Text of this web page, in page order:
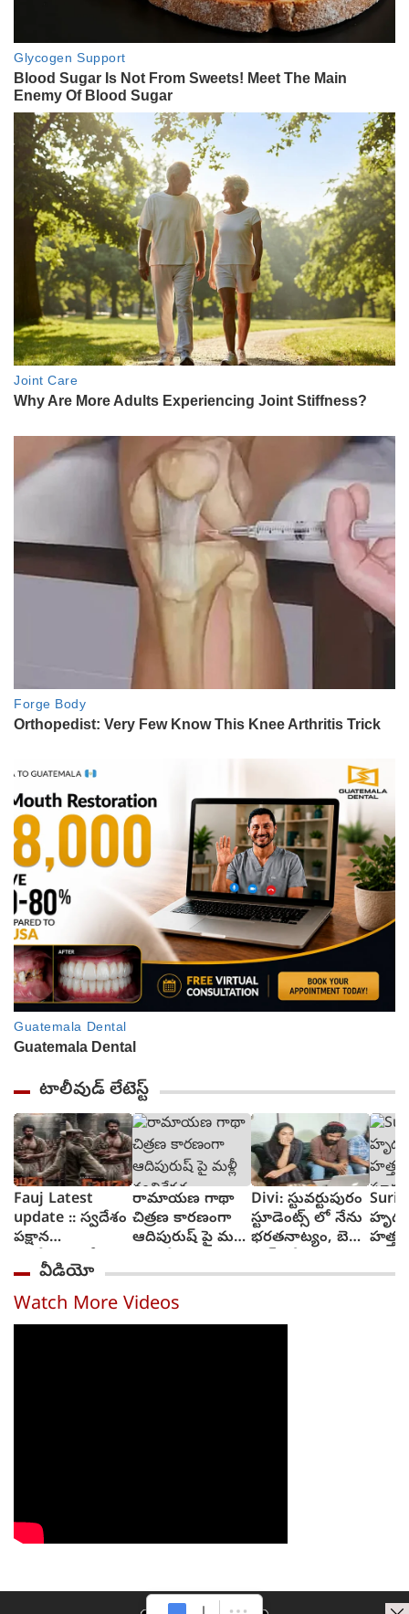
టాలీవుడ్ లేటెస్ట్
Fauj Latest
update :: స్వదేశం
పక్షాన
ఆంగ్లేయులతో
పోరాటానికి దిగిన
ఫౌజీ గా ప్రభాస్
రామాయణ గాథా
చిత్రణ కారణంగా
ఆదిపురుష్ పై మళ్లీ
Divi: స్టువర్టుపురం
స్టూడెంట్స్ లో నేను
భరతనాట్యం, బెల్లి
వీడియో
Watch More Videos